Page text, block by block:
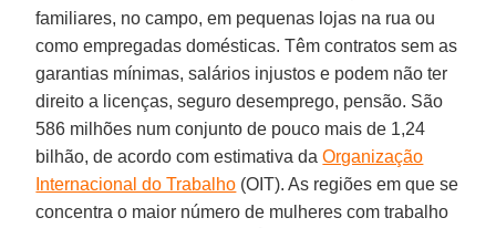
familiares, no campo, em pequenas lojas na rua ou
como empregadas domésticas. Têm contratos sem as
garantias mínimas, salários injustos e podem não ter
direito a licenças, seguro desemprego, pensão. São
586 milhões num conjunto de pouco mais de 1,24
bilhão, de acordo com estimativa daOrganização
Internacional do Trabalho (OIT). As regiões em que se
concentra o maior número de mulheres com trabalho